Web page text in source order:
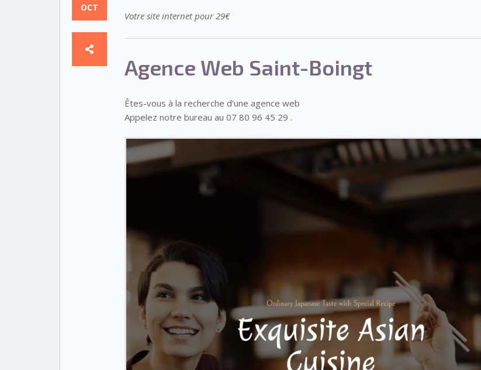
OCT
Votre site internet pour 29€
Agence Web Saint-Boingt
Êtes-vous à la recherche d’une agence web
Appelez notre bureau au 07 80 96 45 29 .